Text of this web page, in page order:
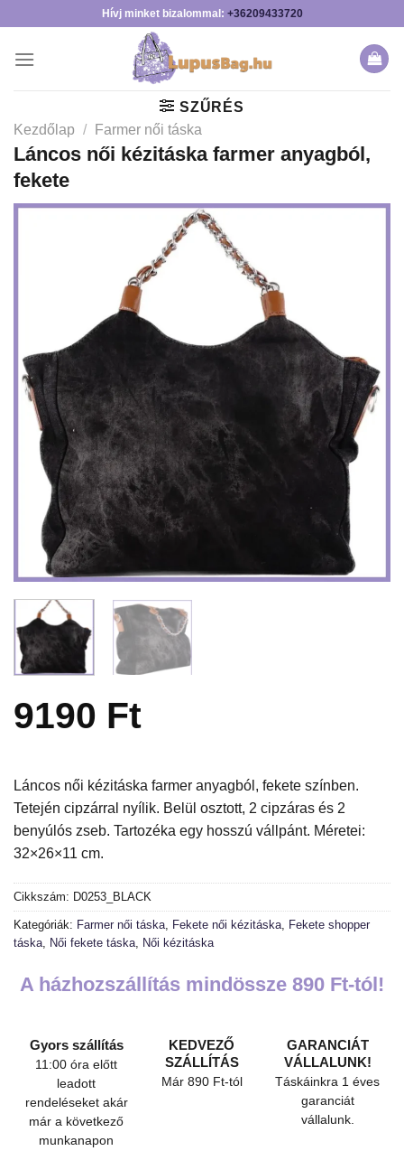
content
Hívj minket bizalommal: +36209433720
SZŰRÉS
Kezdőlap / Farmer női táska
Láncos női kézitáska farmer anyagból,
fekete
9190 Ft
Láncos női kézitáska farmer anyagból, fekete színben.
Tetején cipzárral nyílik. Belül osztott, 2 cipzáras és 2
benyúlós zseb. Tartozéka egy hosszú vállpánt. Méretei:
32×26×11 cm.
Cikkszám: D0253_BLACK
Kategóriák: Farmer női táska, Fekete női kézitáska, Fekete shopper
táska, Női fekete táska, Női kézitáska
A házhozszállítás mindössze 890 Ft-tól!
Gyors szállítás
11:00 óra előtt
leadott
rendeléseket akár
már a következő
munkanapon
KEDVEZŐ
SZÁLLÍTÁS
Már 890 Ft-tól
GARANCIÁT
VÁLLALUNK!
Táskáinkra 1 éves
garanciát
vállalunk.